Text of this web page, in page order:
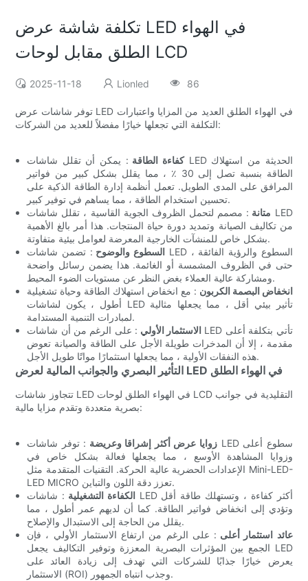
تكلفة شاشة عرض LED في الهواء
الطلق مقابل لوحات LCD
2025-11-18 Lionled 86
توفر شاشات عرض LED في الهواء الطلق العديد من المزايا واعتبارات
التكلفة التي تجعلها خيارًا مفضلاً للعديد من الشركات:
كفاءة الطاقة : يمكن أن تقلل شاشات LED الحديثة من استهلاك
الطاقة بنسبة تصل إلى 30 ٪ ، مما يقلل بشكل كبير من فواتير
المرافق على المدى الطويل. تعمل أنظمة إدارة الطاقة الذكية على
تحسين استخدام الطاقة ، مما يساهم في توفير كبير.
متانة : مصمم لتحمل الظروف الجوية القاسية ، تقلل شاشات LED
من تكاليف الصيانة وتمديد دورة حياة المنتجات. هذا أمر بالغ الأهمية
بشكل خاص للمنشآت الخارجية المعرضة لعوامل بيئية متفاوتة.
السطوع والوضوح : تضمن شاشات LED السطوع والرؤية الفائقة ،
حتى في الظروف المشمسة أو الغائمة. هذا يضمن رسائل واضحة
ومشاركة عالية العملاء بغض النظر عن مستويات الضوء المحيط.
انخفاض البصمة الكربون : مع انخفاض استهلاك الطاقة وحياة تشغيلية
أطول ، يكون لشاشات LED تأثير بيئي أقل ، مما يجعلها مثالية
لمبادرات التنمية المستدامة.
الاستثمار الأولي : على الرغم من أن شاشات LED تأتي بتكلفة أعلى
مقدمة ، إلا أن المدخرات طويلة الأجل على الطاقة والصيانة تعوض
هذه النفقات الأولية ، مما يجعلها استثمارًا مواتًا طويل الأجل.
التأثير البصري والجوانب المالية لعرض LED في الهواء الطلق
تتجاوز شاشات LED في الهواء الطلق لوحات LCD التقليدية في جوانب
بصرية متعددة وتقدم مزايا مالية:
زوايا عرض أكثر إشراقا وعريضة : توفر شاشات LED سطوع أعلى
وزوايا المشاهدة الأوسع ، مما يجعلها فعالة بشكل خاص في
الإعدادات الحضرية عالية الحركة. التقنيات المتقدمة مثل Mini-LED-
LED MICRO تعزز دقة اللون والتباين.
الكفاءة التشغيلية : شاشات LED أكثر كفاءة ، وتستهلك طاقة أقل
وتؤدي إلى انخفاض فواتير الطاقة. كما أن لديهم عمر أطول ، مما
يقلل من الحاجة إلى الاستبدال والإصلاح.
عائد استثمار أعلى : على الرغم من ارتفاع الاستثمار الأولي ، فإن
الجمع بين المؤثرات البصرية المعززة وتوفير التكاليف يجعل LED
يعرض خيارًا جذابًا للشركات التي تهدف إلى زيادة العائد على
الاستثمار (ROI) وجذب انتباه الجمهور.